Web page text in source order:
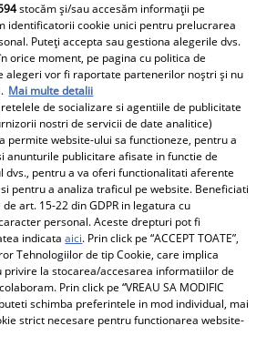
stocăm și/sau accesăm informații pe
identificatorii cookie unici pentru prelucrarea
Puteți accepta sau gestiona alegerile dvs.
orice moment, pe pagina cu politica de
alegeri vor fi raportate partenerilor noștri și nu
Mai multe detalii
de socializare si agentiile de publicitate
nostri de servicii de date analitice)
permite website-ului sa functioneze, pentru a
anunturile publicitare afisate in functie de
dvs., pentru a va oferi functionalitati aferente
pentru a analiza traficul pe website. Beneficiati
art. 15-22 din GDPR in legatura cu
personal. Aceste drepturi pot fi
indicataaici. Prin click pe “ACCEPT TOATE”,
Tehnologiilor de tip Cookie, care implica
privire la stocarea/accesarea informatiilor de
Prin click pe “VREAU SA MODIFIC
puteti schimba preferintele in mod individual, mai
strict necesare pentru functionarea website-